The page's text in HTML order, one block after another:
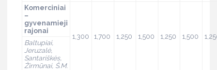
Komerciniai
–
gyvenamieji
rajonai
1,300 1,700 1,250 1,500 1,250 1,500
Baltupiai,
Jeruzalė,
Santariškės,
Žirmūnai, Š.M.